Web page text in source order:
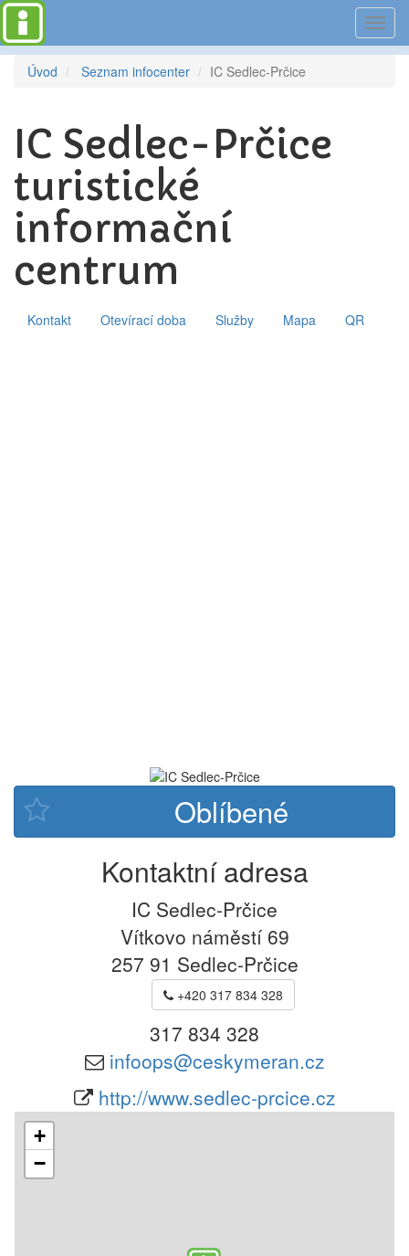
Úvod
Seznam infocenter IC Sedlec-Prčice
IC Sedlec-Prčice
turistické
informační
centrum
Kontakt Otevírací doba Služby Mapa QR
Kontaktní adresa
IC Sedlec-Prčice
Vítkovo náměstí 69
257 91 Sedlec-Prčice
+420 317 834 328
317 834 328
infoops@ceskymeran.cz
http://www.sedlec-prcice.cz
+
−